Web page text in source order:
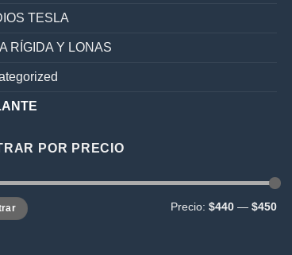
TESLA
RÍGIDA Y LONAS
POR PRECIO
Precio:$440 —$450